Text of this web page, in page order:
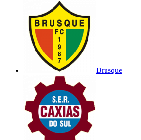
Brusque